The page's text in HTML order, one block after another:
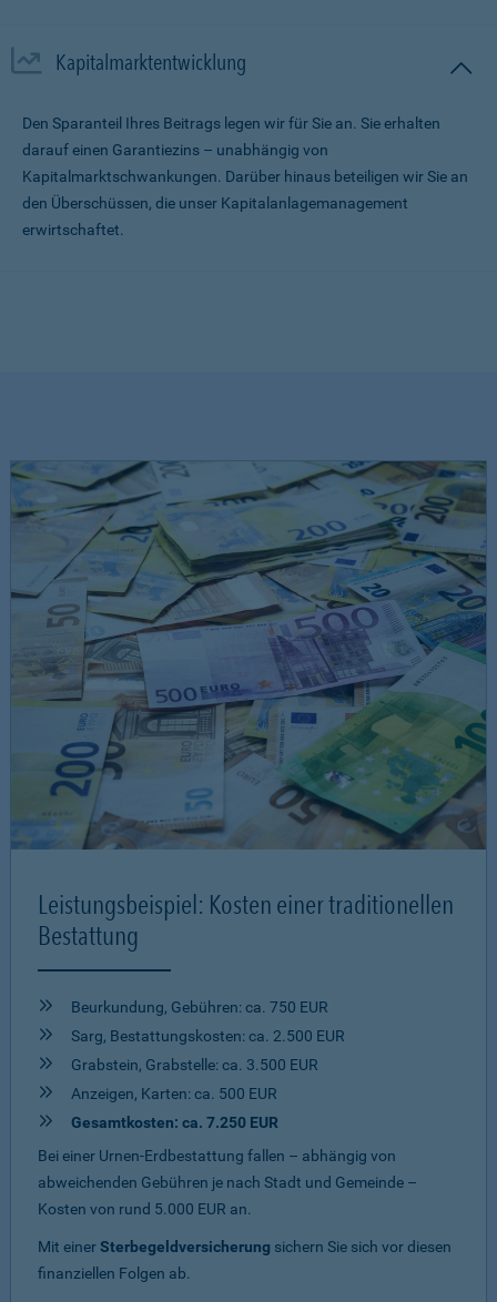
Kapitalmarktentwicklung
Den Sparanteil Ihres Beitrags legen wir für Sie an. Sie erhalten
darauf einen Garantiezins – unabhängig von
Kapitalmarktschwankungen. Darüber hinaus beteiligen wir Sie an
den Überschüssen, die unser Kapitalanlagemanagement
erwirtschaftet.
Leistungsbeispiel: Kosten einer traditionellen
Bestattung
Beurkundung, Gebühren: ca. 750 EUR
Sarg, Bestattungskosten: ca. 2.500 EUR
Grabstein, Grabstelle: ca. 3.500 EUR
Anzeigen, Karten: ca. 500 EUR
Gesamtkosten: ca. 7.250 EUR
Bei einer Urnen-Erdbestattung fallen – abhängig von
abweichenden Gebühren je nach Stadt und Gemeinde –
Kosten von rund 5.000 EUR an.
Mit einerSterbegeldversicherung sichern Sie sich vor diesen
finanziellen Folgen ab.